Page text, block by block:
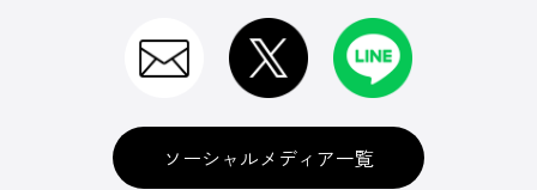
ソーシャルメディア一覧